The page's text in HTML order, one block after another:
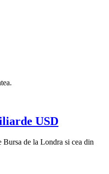
USD
de la Londra si cea din